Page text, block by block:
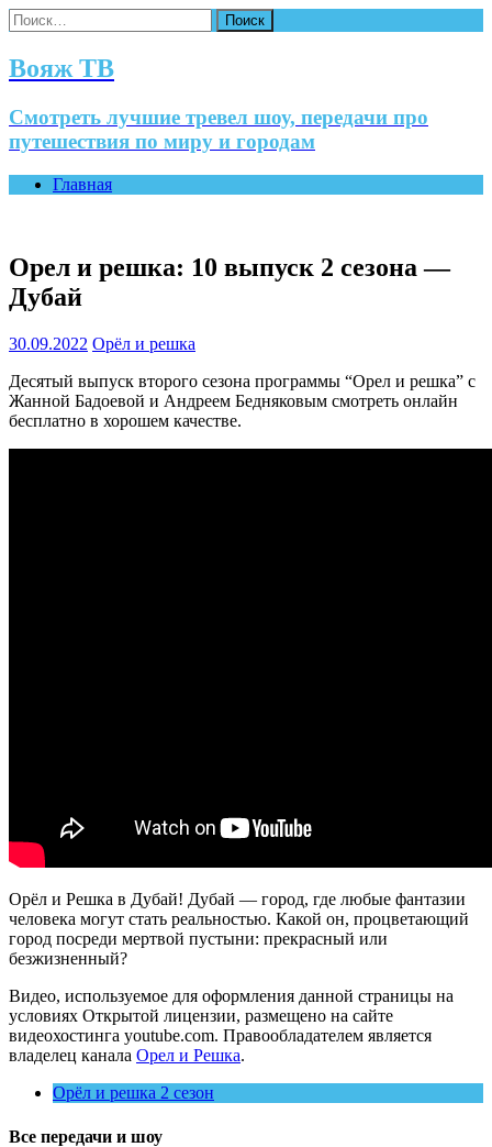
Найти:
Вояж ТВ
Смотреть лучшие тревел шоу, передачи про
путешествия по миру и городам
Главная
Орел и решка: 10 выпуск 2 сезона —
Дубай
30.09.2022 Орёл и решка
Десятый выпуск второго сезона программы “Орел и решка” с
Жанной Бадоевой и Андреем Бедняковым смотреть онлайн
бесплатно в хорошем качестве.
Орёл и Решка в Дубай! Дубай — город, где любые фантазии
человека могут стать реальностью. Какой он, процветающий
город посреди мертвой пустыни: прекрасный или
безжизненный?
Видео, используемое для оформления данной страницы на
условиях Открытой лицензии, размещено на сайте
видеохостинга youtube.com. Правообладателем является
владелец канала Орел и Решка.
Орёл и решка 2 сезон
Все передачи и шоу